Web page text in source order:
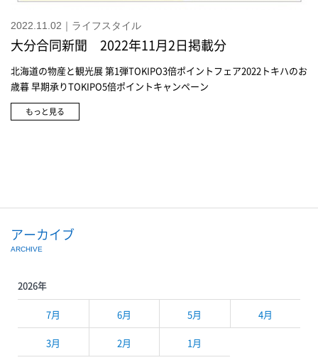
2022.11.02｜ライフスタイル
大分合同新聞 2022年11月2日掲載分
北海道の物産と観光展 第1弾TOKIPO3倍ポイントフェア2022トキハのお
歳暮 早期承りTOKIPO5倍ポイントキャンペーン
もっと見る
アーカイブ
ARCHIVE
2026年
7月 6月 5月 4月
3月 2月 1月